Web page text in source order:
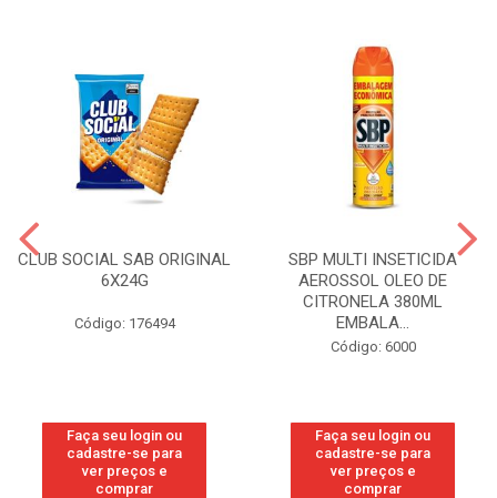
CLUB SOCIAL SAB ORIGINAL
6X24G
Código: 176494
Faça seu login ou
cadastre-se para
ver preços e
comprar
SBP MULTI INSETICIDA
AEROSSOL OLEO DE
CITRONELA 380ML
EMBALA...
Código: 6000
Faça seu login ou
cadastre-se para
ver preços e
comprar